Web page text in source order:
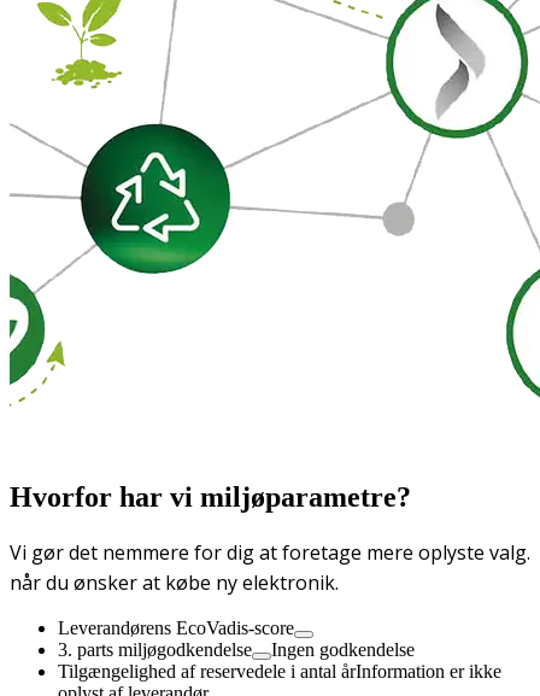
Hvorfor har vi miljøparametre?
Vi gør det nemmere for dig at foretage mere oplyste valg.
når du ønsker at købe ny elektronik.
Leverandørens EcoVadis-score
3. parts miljøgodkendelse
Ingen godkendelse
Tilgængelighed af reservedele i antal årInformation er ikke